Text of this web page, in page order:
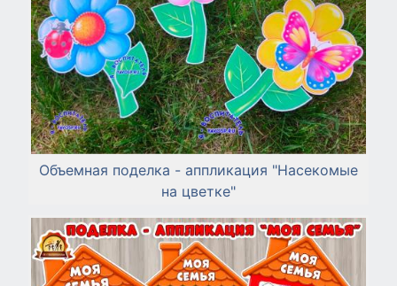
Объемная поделка - аппликация "Насекомые
на цветке"